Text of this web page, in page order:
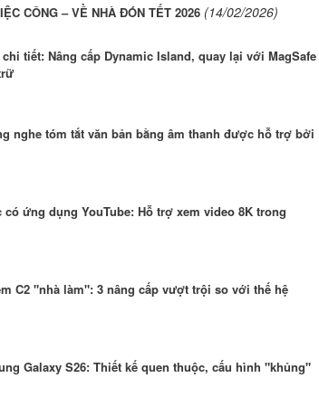
CÔNG – VỀ NHÀ ĐÓN TẾT 2026 (14/02/2026)
tiết: Nâng cấp Dynamic Island, quay lại với MagSafe
nghe tóm tắt văn bản bằng âm thanh được hỗ trợ bởi
ứng dụng YouTube: Hỗ trợ xem video 8K trong
C2 "nhà làm": 3 nâng cấp vượt trội so với thế hệ
Galaxy S26: Thiết kế quen thuộc, cấu hình "khủng"